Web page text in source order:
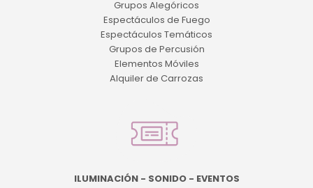
Grupos Alegóricos
Espectáculos de Fuego
Espectáculos Temáticos
Grupos de Percusión
Elementos Móviles
Alquiler de Carrozas
ILUMINACIÓN - SONIDO - EVENTOS